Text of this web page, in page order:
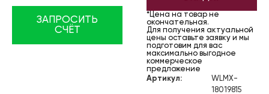
ЗАПРОСИТЬ
СЧЁТ
*Цена на товар не
окончательная.
Для получения актуальной
цены оставьте заявку и мы
подготовим для вас
максимально выгодное
коммерческое
предложение
Артикул:
WLMX-
18019815